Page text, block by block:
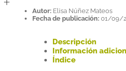
Autor: Elisa Núñez Mateos
Fecha de publicación: 01/09/
Descripción
Información
Índice